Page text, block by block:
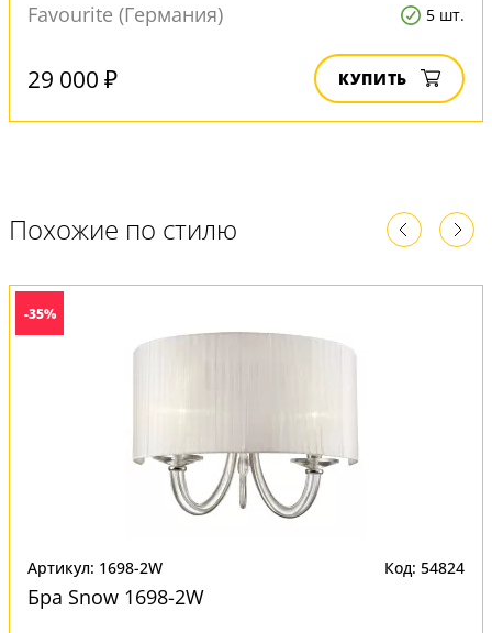
Favourite (Германия) 5 шт.
29 000 ₽ КУПИТЬ
Похожие по стилю
-35%
Артикул: 1698-2W Код: 54824
Бра Snow 1698-2W